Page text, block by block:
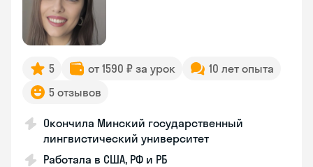
5 от 1590 ₽ за урок
10 лет опыта
5 отзывов
Окончила Минский государственный
лингвистический университет
Работала в США, РФ и РБ